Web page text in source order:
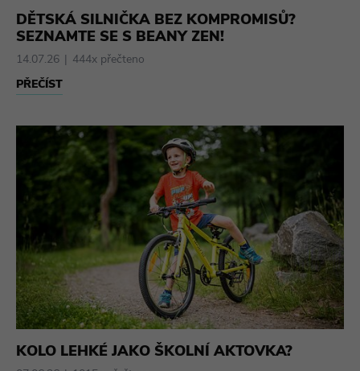
DĚTSKÁ SILNIČKA BEZ KOMPROMISŮ?
SEZNAMTE SE S BEANY ZEN!
14.07.26 444x přečteno
PŘEČÍST
KOLO LEHKÉ JAKO ŠKOLNÍ AKTOVKA?